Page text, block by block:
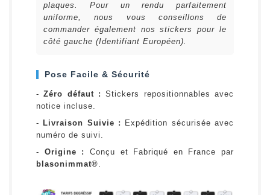
plaques. Pour un rendu parfaitement
uniforme, nous vous conseillons de
commander également nos stickers pour le
côté gauche (Identifiant Européen).
Pose Facile & Sécurité
-Zéro défaut : Stickers repositionnables avec
notice incluse.
- Livraison Suivie :
Expédition sécurisée avec
numéro de suivi.
- Origine :
Conçu et Fabriqué en France par
blasonimmat®.